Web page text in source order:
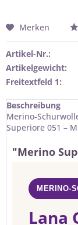
Merken
Artikel-Nr.:
Artikelgewicht:
Freitextfeld 1:
Beschreibung
Merino-
Superiore 051 –
"Merino
MERINO-
Lana